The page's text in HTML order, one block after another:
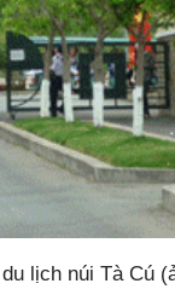
lịch núi Tà Cú